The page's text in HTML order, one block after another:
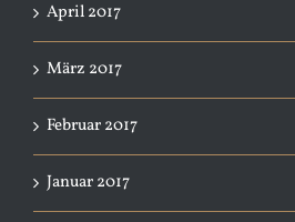
April 2017
März 2017
Februar 2017
Januar 2017